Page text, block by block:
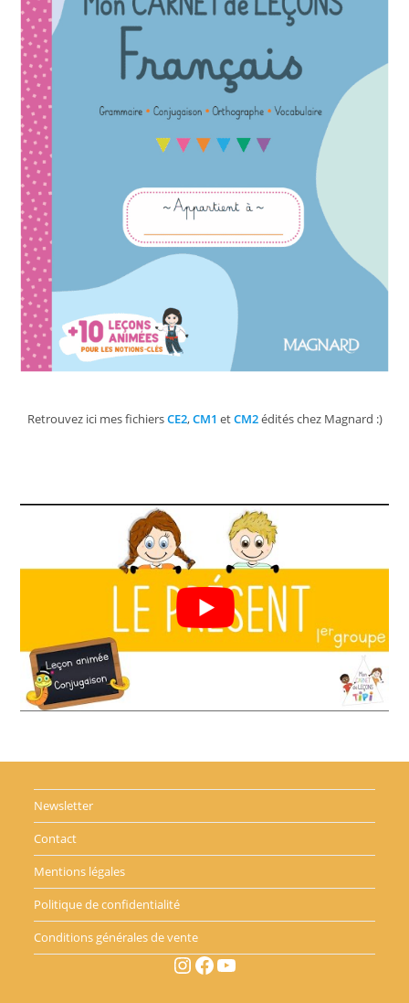
Retrouvez ici mes fichiersCE2,CM1 etCM2édités chez Magnard :)
Newsletter
Contact
Mentions légales
Politique de confidentialité
Conditions générales de vente
Instagram Facebook YouTube